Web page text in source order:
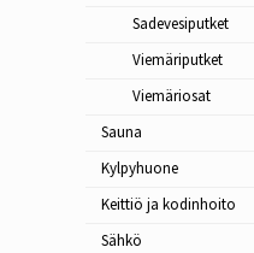
Sadevesiputket
Viemäriputket
Viemäriosat
Sauna
Kylpyhuone
Keittiö ja kodinhoito
Sähkö